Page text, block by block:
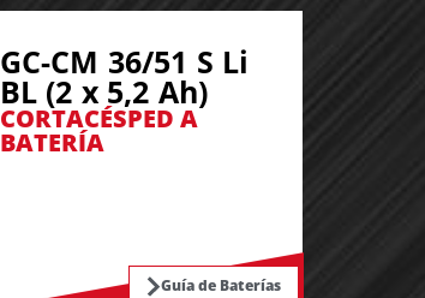
GC-CM 36/51 S Li
BL (2 x 5,2 Ah)
CORTACÉSPED A
BATERÍA
Guía de Baterías